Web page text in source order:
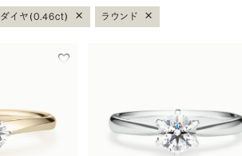
イヤ(0.46ct) × ラウンド ×